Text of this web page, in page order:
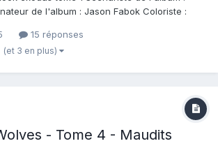
de l'album : Jason Fabok Coloriste :
siècle, Rook est un homme piégé sur une
a som...
15 réponses
(et 3 en plus)
- Tome 4 - Maudits